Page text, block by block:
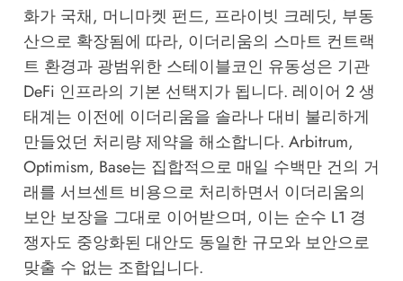
화가 국채, 머니마켓 펀드, 프라이빗 크레딧, 부동
산으로 확장됨에 따라, 이더리움의 스마트 컨트랙
트 환경과 광범위한 스테이블코인 유동성은 기관
DeFi 인프라의 기본 선택지가 됩니다. 레이어 2 생
태계는 이전에 이더리움을 솔라나 대비 불리하게
만들었던 처리량 제약을 해소합니다. Arbitrum,
Optimism, Base는 집합적으로 매일 수백만 건의 거
래를 서브센트 비용으로 처리하면서 이더리움의
보안 보장을 그대로 이어받으며, 이는 순수 L1 경
쟁자도 중앙화된 대안도 동일한 규모와 보안으로
맞출 수 없는 조합입니다.